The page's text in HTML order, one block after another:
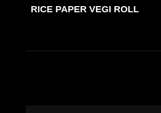
navigatie
BERICHT
RICE PAPER VEGI ROLL